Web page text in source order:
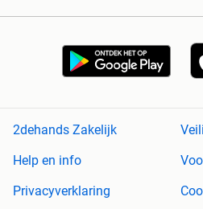
2dehands Zakelijk
Help en info
Privacyverklaring